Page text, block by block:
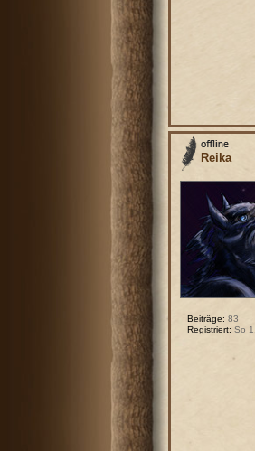
Reika
Beiträge: 83
Registriert: So